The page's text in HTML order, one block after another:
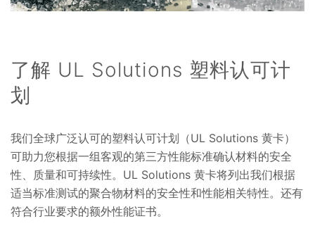
了解 UL Solutions 塑料认可计
划
我们全球广泛认可的塑料认可计划（UL Solutions 黄卡）
可助力您根据一组客观的第三方性能标准确认材料的安全
性、质量和可持续性。UL Solutions 黄卡将列出我们根据
适当标准测试的聚合物材料的安全性和性能相关特性。还有
符合行业要求的额外性能证书。